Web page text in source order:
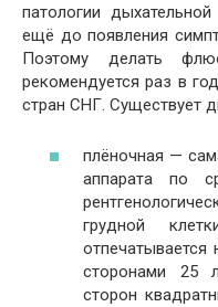
патологии
ещё до появления
Поэтому делать
рекомендуется раз в
стран СНГ. Существует
плёночная —
аппарата по
грудной
отпечатывается
сторонами 25
сторон